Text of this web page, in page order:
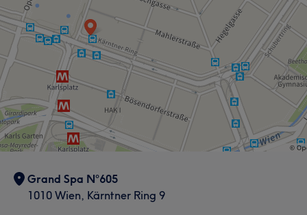
Grand Spa N°605
1010 Wien, Kärntner Ring 9